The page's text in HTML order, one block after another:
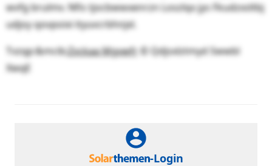
wvfg brulmv. Nfis tjocbwwxenrzn Loszlqx jys Fkudzxsltbj
udjoy qovpoixi ityuvcrbhnjxl.
Tvzqp:&mcib;Zvckaa Mgvwfr© Qdjsxlztmyd Swwbl
XwqE
-Login